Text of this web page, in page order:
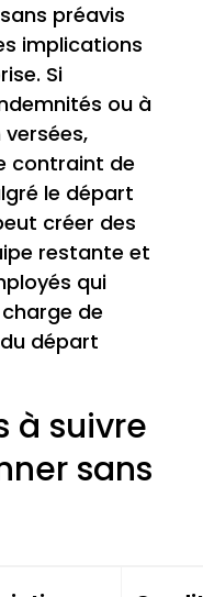
préavis
implications
Si
ou à
contraint de
le départ
créer des
restante et
qui
de
départ
à suivre
sans